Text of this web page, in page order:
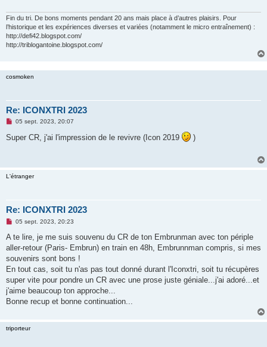
n
o
n
l
u
Fin du tri. De bons moments pendant 20 ans mais place à d’autres plaisirs. Pour
l’historique et les expériences diverses et variées (notamment le micro entraînement) :
http://defi42.blogspot.com/
http://triblogantoine.blogspot.com/
cosmoken
Re: ICONXTRI 2023
M
s
s
o
05 sept. 2023, 20:07
Super CR, j'ai l'impression de le revivre (Icon 2019 )
L'étranger
Re: ICONXTRI 2023
M
s
a
g
n
o
n
l
u
05 sept. 2023, 20:23
A te lire, je me suis souvenu du CR de ton Embrunman avec ton périple
aller-retour (Paris- Embrun) en train en 48h, Embrunnman compris, si mes
souvenirs sont bons !
En tout cas, soit tu n'as pas tout donné durant l'Iconxtri, soit tu récupères
super vite pour pondre un CR avec une prose juste géniale...j'ai adoré...et
j'aime beaucoup ton approche...
Bonne recup et bonne continuation...
triporteur